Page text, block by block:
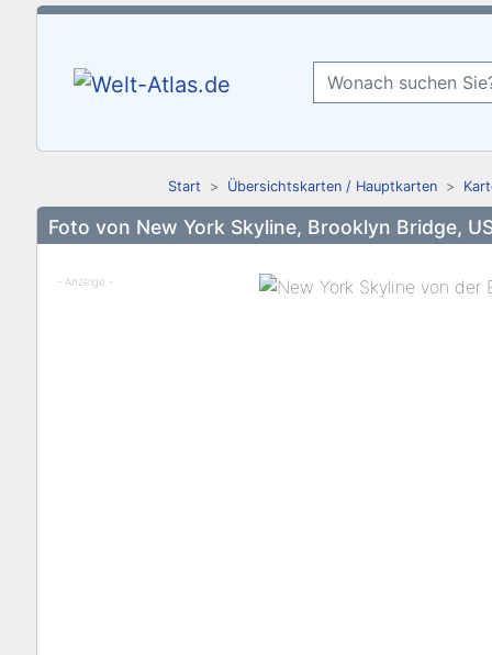
Start Übersichtskarten / Hauptkarten
Foto von New York Skyline, Brooklyn Bridge,
- Anzeige -